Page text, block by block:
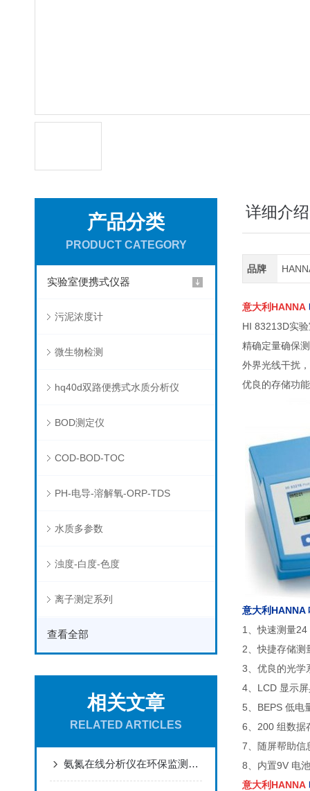
产品分类
PRODUCT CATEGORY
实验室便携式仪器
污泥浓度计
微生物检测
hq40d双路便携式水质分析仪
BOD测定仪
COD-BOD-TOC
PH-电导-溶解氧-ORP-TDS
水质多参数
浊度-白度-色度
离子测定系列
查看全部
相关文章
RELATED ARTICLES
氨氮在线分析仪在环保监测中的核心作用
详细介绍
品牌
意大利HANNA
HI 83213D实
精确定量确保
外界光线干扰
优良的存储功
意大利HANNA
1、快速测量
2、快捷存储测
3、优良的光学
4、LCD 显示
5、BEPS 低电
6、200 组数据
7、随屏帮助信
8、内置9V 电
意大利HANNA